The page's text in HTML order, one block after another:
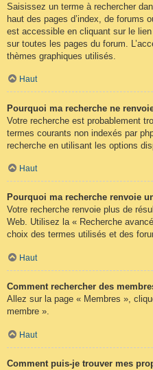
Saisissez un terme à rechercher
haut des pages d’index, de forums
est accessible en cliquant sur le
sur toutes les pages du forum.
thèmes graphiques utilisés.
Haut
Pourquoi ma recherche ne
Votre recherche est probablement
termes courants non indexés par
recherche en utilisant les options
Haut
Pourquoi ma recherche renvoie
Votre recherche renvoie plus de
Web. Utilisez la « Recherche
choix des termes utilisés et des
Haut
Comment rechercher des
Allez sur la page « Membres »,
membre ».
Haut
Comment puis-je trouver mes